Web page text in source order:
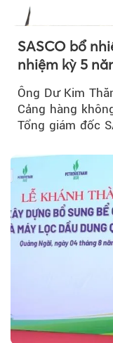
SASCO bổ
nhiệm kỳ 5
Ông Dư Kim
Cảng hàng
Tổng giám đốc